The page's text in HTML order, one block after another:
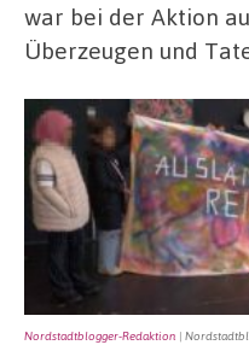
war bei der Aktion
Überzeugen und
Nordstadtblogger-Redaktion |